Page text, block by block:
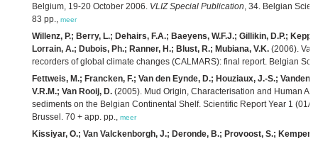
Belgium, 19-20 October 2006. VLIZ Special Publication, 34. Belgian
83 pp., meer
Willenz, P.; Berry, L.; Dehairs, F.A.; Baeyens, W.F.J.; Gillikin, D.P.;
Lorrain, A.; Dubois, Ph.; Ranner, H.; Blust, R.; Mubiana, V.K. (2006).
recorders of global climate changes (CALMARS): final report. Belgian
Fettweis, M.; Francken, F.; Van den Eynde, D.; Houziaux, J.-S.;
V.R.M.; Van Rooij, D. (2005). Mud Origin, Characterisation and Human
sediments on the Belgian Continental Shelf. Scientific Report Year 1 (01/
Brussel. 70 + app. pp., meer
Kissiyar, O.; Van Valckenborgh, J.; Deronde, B.; Provoost, S.;